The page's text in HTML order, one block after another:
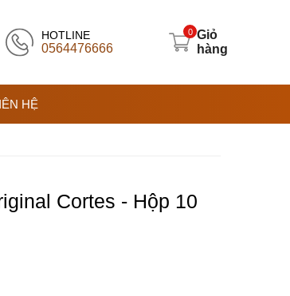
HOTLINE
0564476666
Giỏ
hàng
0
HỆ
Cortes - Hộp 10